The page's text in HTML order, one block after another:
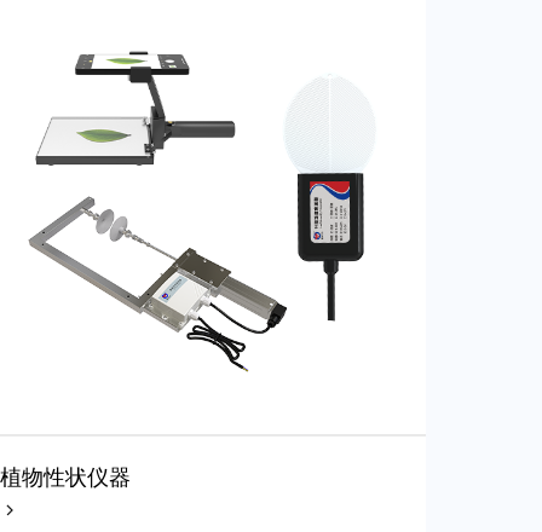
植物性状仪器